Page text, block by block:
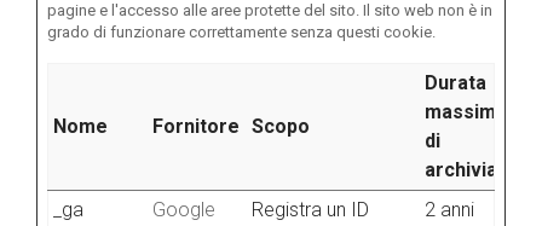
pagine e l'accesso alle aree protette del sito. Il sito web non è in
grado di funzionare correttamente senza questi cookie.
Nome Fornitore Scopo
Durata
massima
di
_ga
Google
Registra un ID
2 anni